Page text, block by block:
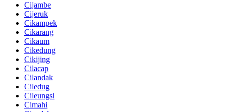
Cijambe
Cijeruk
Cikampek
Cikarang
Cikaum
Cikedung
Cikijing
Cilacap
Cilandak
Ciledug
Cileungsi
Cimahi